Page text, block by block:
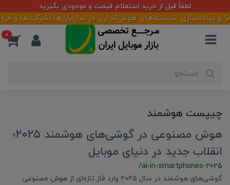
لطفاً قبل از خرید استعلام قیمت و موجودی بگیرید
و پیاده‌سازی سیستم‌های هوش‌تجاری در سازمان‌ها ،شرکت‌ها و
0
چیپست هوشمند
هوش مصنوعی در گوشی‌های هوشمند ۲۰۲۵؛
انقلاب جدید در دنیای موبایل
/ai-in-smartphones-2025
گوشی‌های هوشمند در سال ۲۰۲۵ وارد فاز تازه‌ای از هوش مصنوعی